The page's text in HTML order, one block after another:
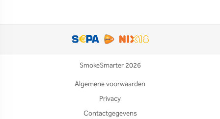
SmokeSmarter 2026
Algemene voorwaarden
Privacy
Contactgegevens